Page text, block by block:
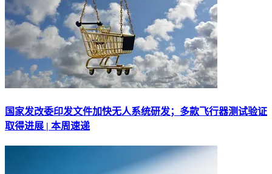
国家发改委印发文件加快无人系统研发；多款飞行器测试验证
取得进展 | 本周速递